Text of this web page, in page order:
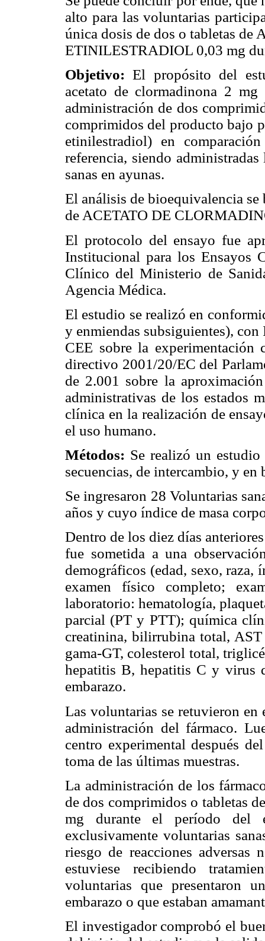
alto para las voluntarias
única dosis de dos o tabletas
ETINILESTRADIOL 0,03 mg
Objetivo: El propósito del
acetato de clormadinona 2
administración de dos
comprimidos del producto bajo
etinilestradiol) en
referencia, siendo
sanas en ayunas.
El análisis de bioequivalencia se
de ACETATO DE
El protocolo del ensayo fue
Institucional para los Ensayos
Clínico del Ministerio de
Agencia Médica.
El estudio se realizó en
y enmiendas subsiguientes),
CEE sobre la
directivo 2001/20/EC del
de 2.001 sobre la
administrativas de los estados
clínica en la realización de
el uso humano.
Métodos: Se realizó un
secuencias, de intercambio, y en
Se ingresaron 28 Voluntarias
años y cuyo índice de masa
Dentro de los diez días
fue sometida a una
demográficos (edad, sexo,
examen físico completo;
laboratorio: hematología,
parcial (PT y PTT); química
creatinina, bilirrubina total,
gama-GT, colesterol total,
hepatitis B, hepatitis C y virus
embarazo.
Las voluntarias se retuvieron en
administración del fármaco.
centro experimental después
toma de las últimas muestras.
La administración de los
de dos comprimidos o tabletas
mg durante el período del
exclusivamente voluntarias
riesgo de reacciones adversas
estuviese recibiendo
voluntarias que presentaron
embarazo o que estaban
El investigador comprobó el